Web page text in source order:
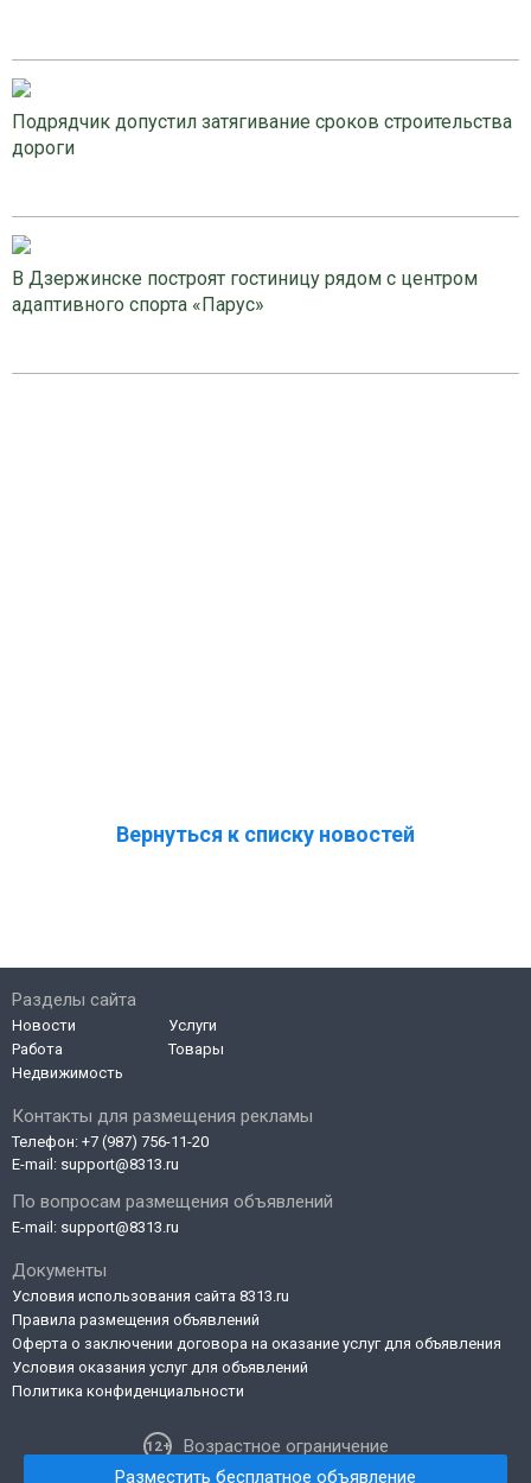
Подрядчик допустил затягивание сроков строительства
дороги
В Дзержинске построят гостиницу рядом с центром
адаптивного спорта «Парус»
Вернуться к списку новостей
Контакты для размещения рекламы
Телефон: +7 (987) 756-11-20
E-mail: support@8313.ru
По вопросам размещения объявлений
E-mail: support@8313.ru
Документы
Условия использования сайта 8313.ru
Правила размещения объявлений
Оферта о заключении договора на оказание услуг для объявления
Условия оказания услуг для объявлений
Политика конфиденциальности
Возрастное ограничение
Разделы сайта
Новости
Работа
Недвижимость
Услуги
Товары
Разместить бесплатное объявление